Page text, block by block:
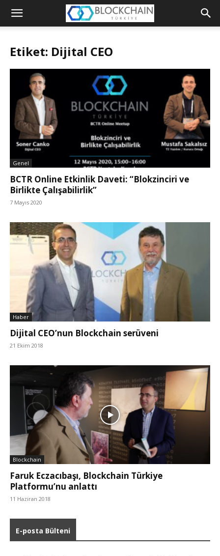
Blockchain
Etiket: Dijital CEO
Genel
BCTR Online Etkinlik Daveti: “Blokzinciri ve
Birlikte Çalışabilirlik”
7 Mayıs 2020
Haber
Dijital CEO’nun Blockchain serüveni
21 Ekim 2018
Blockchain
Faruk Eczacıbaşı, Blockchain Türkiye
Platformu’nu anlattı
11 Haziran 2018
E-posta Bülteni